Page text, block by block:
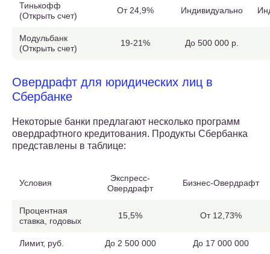
Тинькофф
(Открыть счет)
От 24,9% Индивидуально
Модульбанк
(Открыть счет)
19-21% До 500 000 р.
Овердрафт для юридических лиц в
Сбербанке
Некоторые банки предлагают несколько программ
овердрафтного кредитования. Продукты Сбербанка
представлены в таблице:
Условия
Экспресс-
Овердрафт
Бизнес-Овердрафт
Процентная
ставка, годовых
15,5% От 12,73%
Лимит, руб. До 2 500 000 До 17 000 000